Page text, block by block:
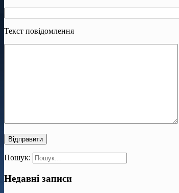
Текст повідомлення
Пошук:
Недавні записи